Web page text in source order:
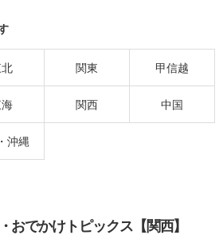
関東 甲信越
関西 中国
沖縄
おでかけトピックス【関西】